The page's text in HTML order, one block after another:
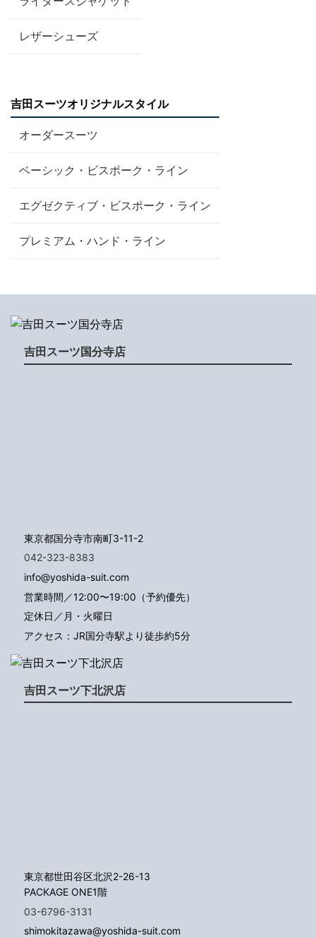
レザーシューズ
吉田スーツオリジナルスタイル
オーダースーツ
ベーシック・ビスポーク・ライン
エグゼクティブ・ビスポーク・ライン
プレミアム・ハンド・ライン
吉田スーツ国分寺店
東京都国分寺市南町3-11-2
042-323-8383
info@yoshida-suit.com
営業時間／12:00〜19:00（予約優先）
定休日／月・火曜日
アクセス：JR国分寺駅より徒歩約5分
吉田スーツ下北沢店
東京都世田谷区北沢2-26-13
PACKAGE ONE1階
03-6796-3131
shimokitazawa@yoshida-suit.com